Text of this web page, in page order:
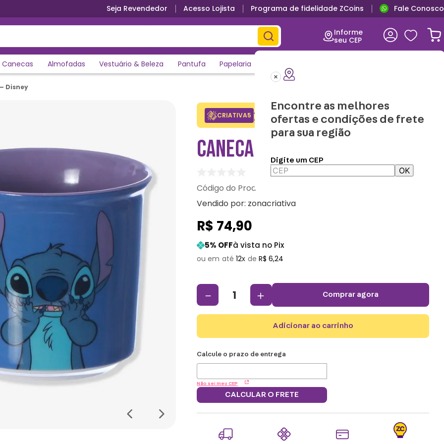
Seja Revendedor Acesso Lojista Programa de fidelidade ZCoins Fale Conosco
Informe
seu CEP
Encontre as melhores
ofertas e condições de frete
para sua região
Digite um CEP
OK
Canecas Almofadas Vestuário & Beleza Pantufa Papelaria
Disney
CRIATIVA5 Adicione o cupom no carrinho e
ganhe desconto na 1a compra.
Copiar
CANECA TOM STITCH – DISNEY
Vendido por: zonacriativa
R$ 74,90
5% OFFà vista no Pix
12 R$ 6,24
＋
－ comprar agora
adicionar ao carrinho
Não sei meu CEP
CALCULAR O FRETE